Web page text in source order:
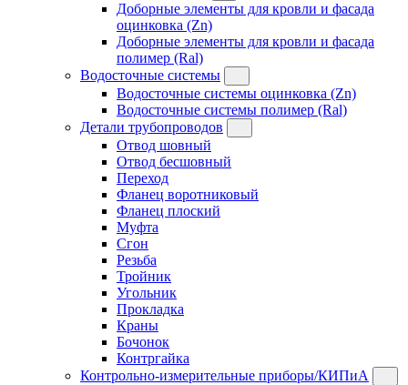
Доборные элементы для кровли и фасада
оцинковка (Zn)
Доборные элементы для кровли и фасада
полимер (Ral)
Водосточные системы
Водосточные системы оцинковка (Zn)
Водосточные системы полимер (Ral)
Детали трубопроводов
Отвод шовный
Отвод бесшовный
Переход
Фланец воротниковый
Фланец плоский
Муфта
Сгон
Резьба
Тройник
Угольник
Прокладка
Краны
Бочонок
Контргайка
Контрольно-измерительные приборы/КИПиА